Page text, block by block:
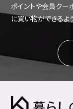
ポイントや会員クー
に買い物ができるよ